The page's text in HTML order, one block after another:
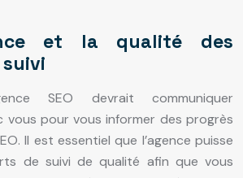
et la qualité des
SEO devrait communiquer
vous pour vous informer des progrès
Il est essentiel que l’agence puisse
de suivi de qualité afin que vous